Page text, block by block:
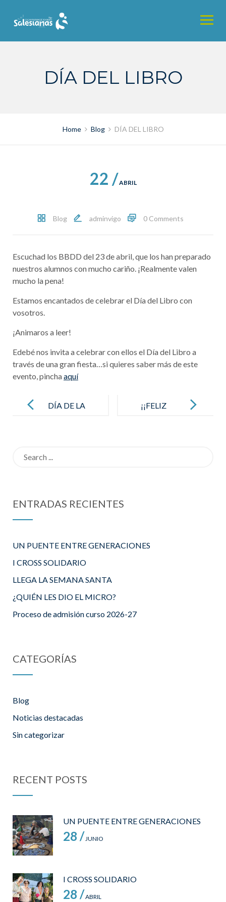
content
DÍA DEL LIBRO
Home Blog DÍA DEL LIBRO
22 /ABRIL
Blog adminvigo 0 Comments
Escuchad los BBDD del 23 de abril, que los han preparado
nuestros alumnos con mucho cariño. ¡Realmente valen
mucho la pena!
Estamos encantados de celebrar el Día del Libro con
vosotros.
¡Animaros a leer!
Edebé nos invita a celebrar con ellos el Día del Libro a
través de una gran fiesta…si quieres saber más de este
evento, pinchaaquí
navigation DÍA DE LA
¡¡FELIZ
ENTRADAS RECIENTES
UN PUENTE ENTRE GENERACIONES
I CROSS SOLIDARIO
LLEGA LA SEMANA SANTA
¿QUIÉN LES DIO EL MICRO?
Proceso de admisión curso 2026-27
CATEGORÍAS
Blog
Noticias destacadas
Sin categorizar
RECENT POSTS
UN PUENTE ENTRE GENERACIONES
28 /JUNIO
I CROSS SOLIDARIO
28 /ABRIL